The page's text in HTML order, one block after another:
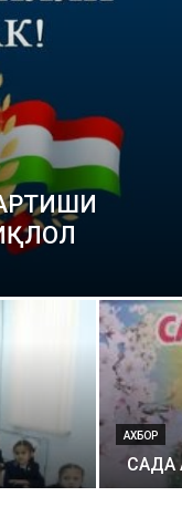
АХБОР
САДА